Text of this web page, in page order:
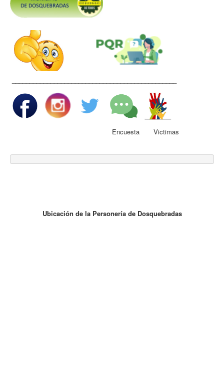
Conciliación y Daño Antijurídico
Veedurias
Código de Integridad
Gestión del Talento Humano
Derechos Fundamentales
Transparencia
Participa
Encuesta Victimas
Ubicación de la Personería de Dosquebradas